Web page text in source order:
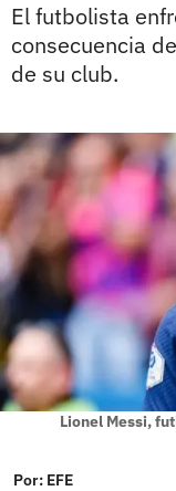
El futbolista
consecuencia
de su club.
Lionel Messi,
Por: EFE